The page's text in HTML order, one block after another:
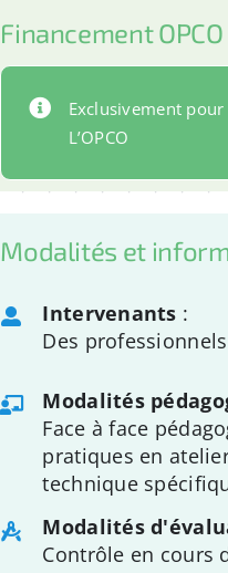
Financement OPCO
Exclusivement
L’OPCO
Modalités et
Intervenants :
Des
Modalités
Face à face
pratiques en
technique
Modalités
Contrôle en cours